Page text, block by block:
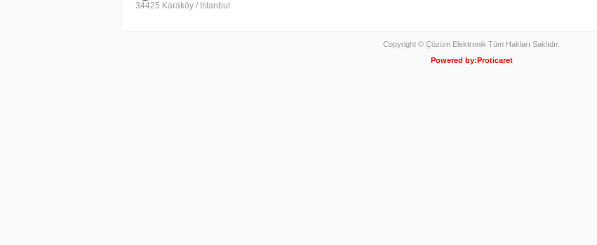
34425 Karaköy / Istanbul
Copyright © Çözüm Elektronik Tüm Hakları Saklıdır.
Powered by:Proticaret